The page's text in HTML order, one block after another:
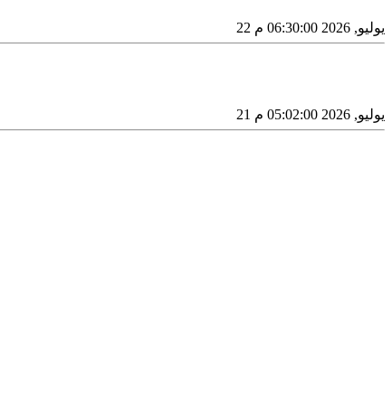
22 يوليو, 2026 06:30:00 م
21 يوليو, 2026 05:02:00 م